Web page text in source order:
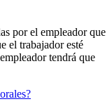
por el empleador que
el trabajador esté
tendrá que